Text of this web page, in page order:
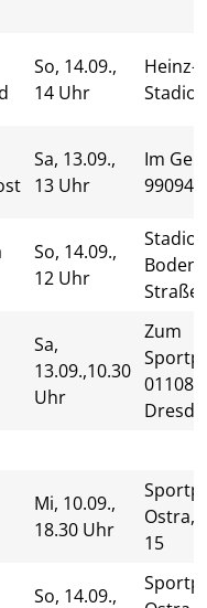
So, 14.09.,
14 Uhr
Heinz-
Stadion
Sa, 13.09.,
13 Uhr
Im
99094
So, 14.09.,
12 Uhr
Stadion
Straße
Sa,
13.09.,10.30
Uhr
Zum
01108
Mi, 10.09.,
18.30 Uhr
Ostra,
15
So, 14.09.,